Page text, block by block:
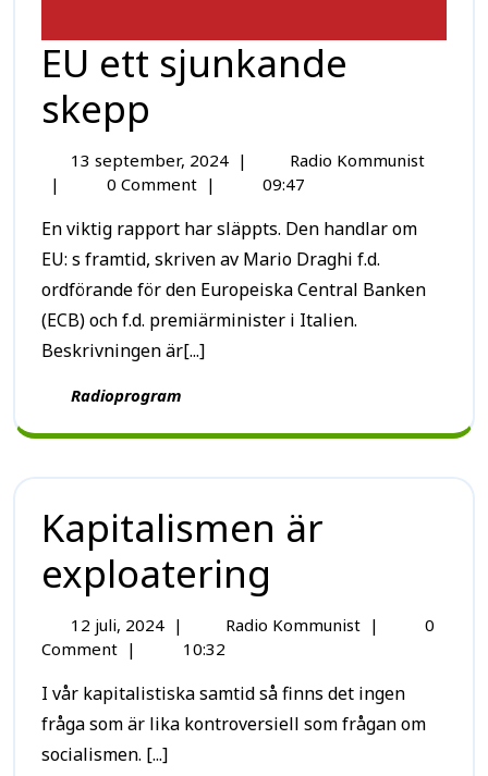
EU ett sjunkande
skepp
13 september, 2024 |
Radio Kommunist
|
0 Comment | 09:47
En viktig rapport har släppts. Den handlar om
EU: s framtid, skriven av Mario Draghi f.d.
ordförande för den Europeiska Central Banken
(ECB) och f.d. premiärminister i Italien.
Beskrivningen är[...]
Radioprogram
Kapitalismen är
exploatering
12 juli, 2024 | Radio Kommunist |
0
Comment | 10:32
I vår kapitalistiska samtid så finns det ingen
fråga som är lika kontroversiell som frågan om
socialismen. [...]